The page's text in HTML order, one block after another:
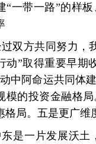
“一带一路”的样
双方共同努力，
动”取得重要早期
中阿命运共同体
模的投资金融格
格局。五是更广维
是一片发展沃土